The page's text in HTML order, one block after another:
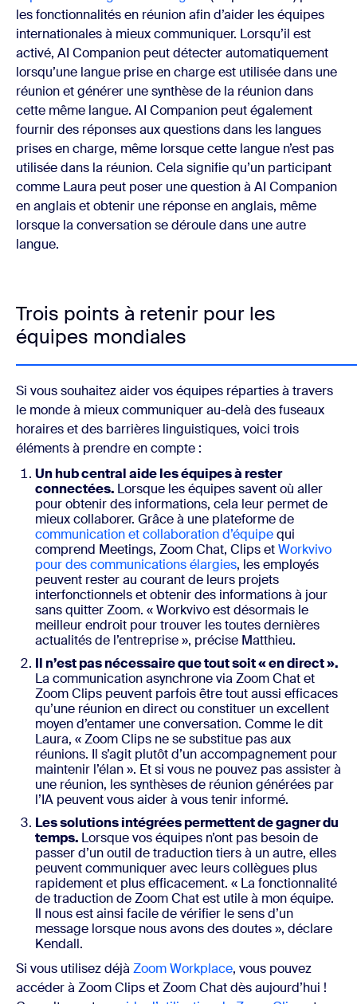
les fonctionnalités en réunion afin d’aider les équipes
internationales à mieux communiquer. Lorsqu’il est
activé, AI Companion peut détecter automatiquement
lorsqu’une langue prise en charge est utilisée dans une
réunion et générer une synthèse de la réunion dans
cette même langue. AI Companion peut également
fournir des réponses aux questions dans les langues
prises en charge, même lorsque cette langue n’est pas
utilisée dans la réunion. Cela signifie qu’un participant
comme Laura peut poser une question à AI Companion
en anglais et obtenir une réponse en anglais, même
lorsque la conversation se déroule dans une autre
langue.
Trois points à retenir pour les
équipes mondiales
Si vous souhaitez aider vos équipes réparties à travers
le monde à mieux communiquer au-delà des fuseaux
horaires et des barrières linguistiques, voici trois
éléments à prendre en compte :
Un hub central aide les équipes à rester
connectées. Lorsque les équipes savent où aller
pour obtenir des informations, cela leur permet de
mieux collaborer. Grâce à une plateforme de
communication et collaboration d’équipequi
comprend Meetings, Zoom Chat, Clips etWorkvivo
pour des communications élargies, les employés
peuvent rester au courant de leurs projets
interfonctionnels et obtenir des informations à jour
sans quitter Zoom. « Workvivo est désormais le
meilleur endroit pour trouver les toutes dernières
actualités de l’entreprise », précise Matthieu.
Il n’est pas nécessaire que tout soit « en direct ».
La communication asynchrone via Zoom Chat et
Zoom Clips peuvent parfois être tout aussi efficaces
qu’une réunion en direct ou constituer un excellent
moyen d’entamer une conversation. Comme le dit
Laura, « Zoom Clips ne se substitue pas aux
réunions. Il s’agit plutôt d’un accompagnement pour
maintenir l’élan ». Et si vous ne pouvez pas assister à
une réunion, les synthèses de réunion générées par
l’IA peuvent vous aider à vous tenir informé.
Les solutions intégrées permettent de gagner du
temps. Lorsque vos équipes n’ont pas besoin de
passer d’un outil de traduction tiers à un autre, elles
peuvent communiquer avec leurs collègues plus
rapidement et plus efficacement. « La fonctionnalité
de traduction de Zoom Chat est utile à mon équipe.
Il nous est ainsi facile de vérifier le sens d’un
message lorsque nous avons des doutes », déclare
Kendall.
Si vous utilisez déjà Zoom Workplace, vous pouvez
accéder à Zoom Clips et Zoom Chat dès aujourd’hui !